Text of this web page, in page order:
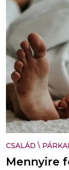
CSALÁD \
Mennyire